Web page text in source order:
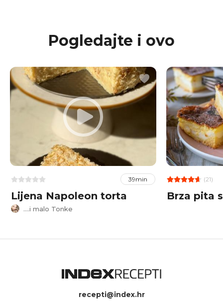
Pogledajte i ovo
39min
Lijena Napoleon torta
....i malo Tonke
(21)
Brza pita
recepti@index.hr